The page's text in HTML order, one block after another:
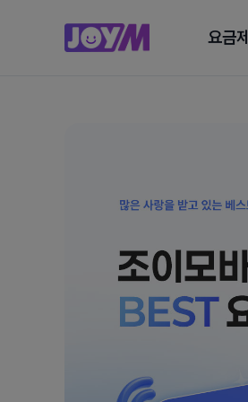
요금제